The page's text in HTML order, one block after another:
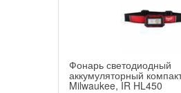
многофункциональные инструменты
индивидуальное освещение
Фонарь светодиодный
аккумуляторный
Milwaukee, IR HL450